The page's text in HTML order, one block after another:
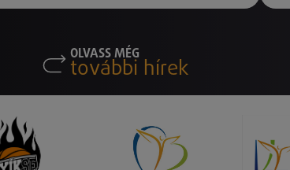
OLVASS MÉG
további hírek